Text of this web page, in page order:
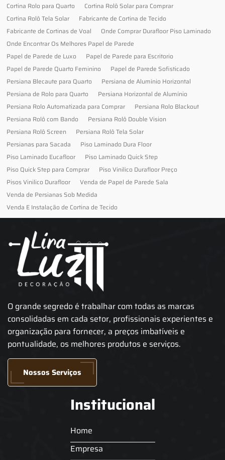
Cortina Rolo para Quarto
Cortina Rolô Solar para Comprar
Cortina Rolô Tela Solar
Fabricante de Cortina de Tecido
Fabricante de Cortinas de Voal
Onde Comprar Durafloor Piso Laminado
Onde Encontrar Os Melhores Papel de Parede
Papel de Parede de Luxo
Papel de Parede para Escritorio
Papel de Parede Quarto Feminino
Papel de Parede Sofisticado
Persiana Blecaute para Quarto
Persiana de Alumínio Horizontal
Persiana de Rolo para Quarto
Persiana Horizontal de Alumínio
Persiana Rolo Automatizada para Comprar
Persiana Rolo Blackout
Persiana Rolô com Bando
Persiana Rolô Double Vision
Persiana Rolô Screen
Persiana Rolô Tela Solar
Persianas para Sacada
Piso Laminado Dura Floor
Piso Laminado Eucafloor
Piso Laminado Quick Step
Piso Quick Step para Comprar
Piso Vinilico Durafloor Preço
Pisos Vinilico Durafloor
Venda de Papel de Parede Sala
Venda de Persianas Sob Medida
Venda E Instalação de Cortina de Tecido
O grande segredo é trabalhar com todas as marcas
consolidadas em cada setor, profissionais experientes e
organização para fornecer, a preços imbatíveis e
pontualidade, os melhores produtos e serviços.
Nossos Serviços
Institucional
Home
Empresa